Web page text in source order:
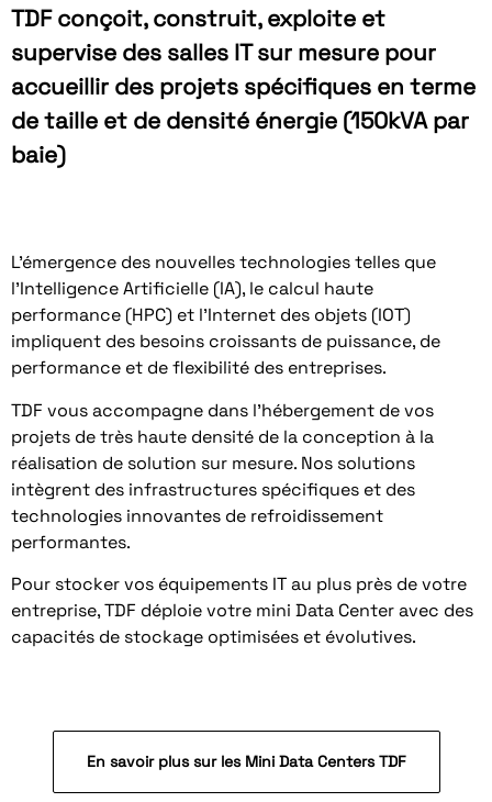
TDF conçoit, construit, exploite et
supervise des salles IT sur mesure pour
accueillir des projets spécifiques en terme
de taille et de densité énergie (150kVA par
baie)
L’émergence des nouvelles technologies telles que
l’Intelligence Artificielle (IA), le calcul haute
performance (HPC) et l’Internet des objets (IOT)
impliquent des besoins croissants de puissance, de
performance et de flexibilité des entreprises.
TDF vous accompagne dans l’hébergement de vos
projets de très haute densité de la conception à la
réalisation de solution sur mesure. Nos solutions
intègrent des infrastructures spécifiques et des
technologies innovantes de refroidissement
performantes.
Pour stocker vos équipements IT au plus près de votre
entreprise, TDF déploie votre mini Data Center avec des
capacités de stockage optimisées et évolutives.
En savoir plus sur les Mini Data Centers TDF